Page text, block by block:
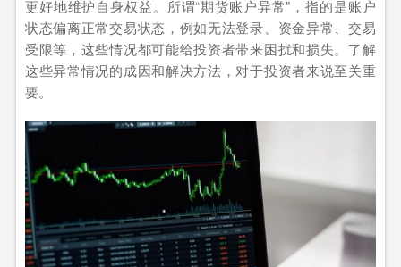
更好地维护自身权益。所谓“期货账户异常”，指的是账户
状态偏离正常交易状态，例如无法登录、资金异常、交易
受限等，这些情况都可能给投资者带来困扰和损失。了解
这些异常情况的成因和解决方法，对于投资者来说至关重
要。